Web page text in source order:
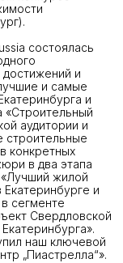
состоялась
достижений и
и самые
и
«Строительный
аудитории и
строительные
конкретных
в два этапа
жилой
и
сегменте
Свердловской
наш ключевой
„Пиастрелла“».